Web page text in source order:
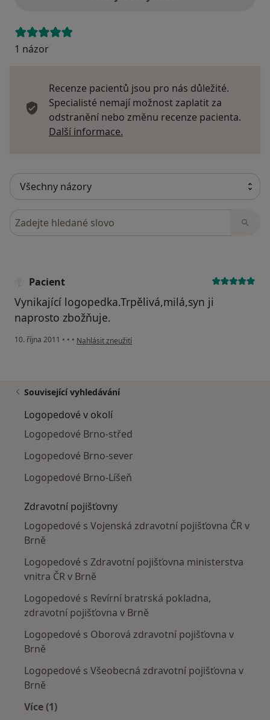
1 názor
Recenze pacientů jsou pro nás důležité.
Specialisté nemají možnost zaplatit za
odstranění nebo změnu recenze pacienta.
Další informace.
Hledejte v názorech
Pacient
Vynikající logopedka.Trpělivá,milá,syn ji
naprosto zbožňuje.
10. října 2011 • • • podle názoru uživatele Pacient
Nahlásit zneužití
Související vyhledávání
Logopedové v okolí
Logopedové Brno-střed
Logopedové Brno-sever
Logopedové Brno-Líšeň
Zdravotní pojišťovny
Logopedové s Vojenská zdravotní pojišťovna ČR v
Brně
Logopedové s Zdravotní pojišťovna ministerstva
vnitra ČR v Brně
Logopedové s Revírní bratrská pokladna,
zdravotní pojišťovna v Brně
Logopedové s Oborová zdravotní pojišťovna v
Brně
Logopedové s Všeobecná zdravotní pojišťovna v
Brně
Více (1)